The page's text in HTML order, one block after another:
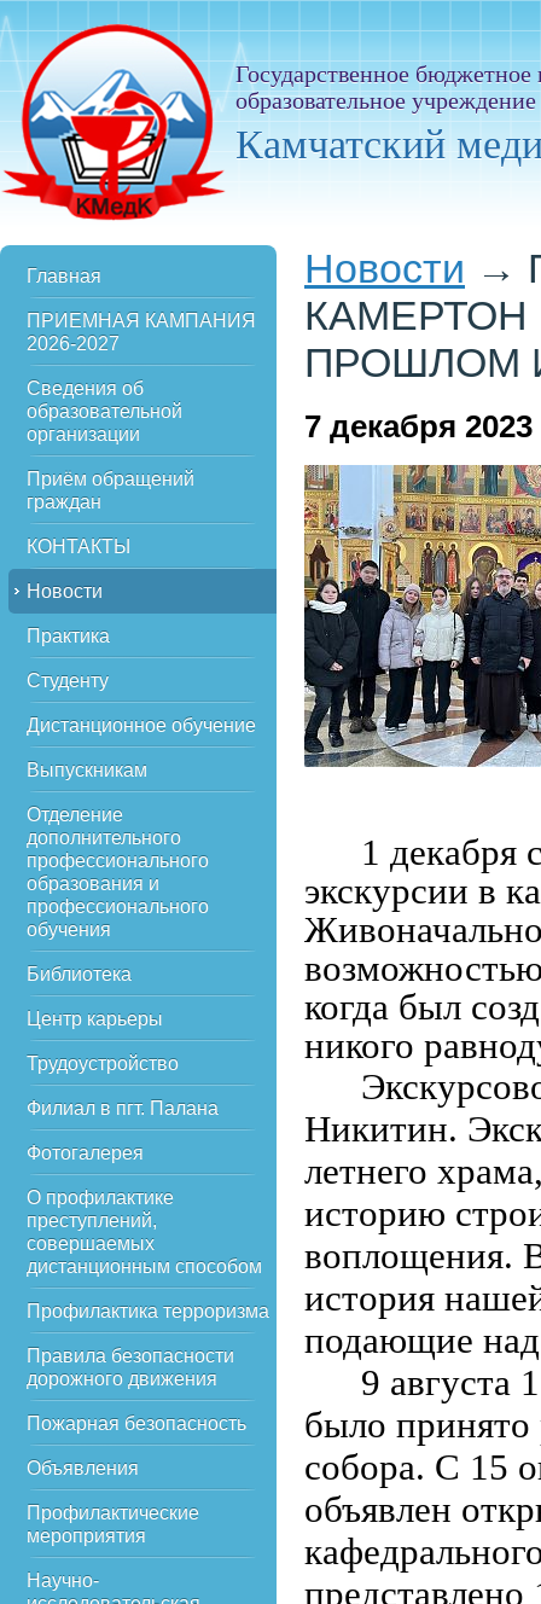
Государственное
образовательное
Камчатский
Главная
ПРИЕМНАЯ КАМПАНИЯ
2026-2027
Сведения об
образовательной
организации
Приём обращений
граждан
КОНТАКТЫ
Новости
Практика
Студенту
Дистанционное обучение
Выпускникам
Отделение
дополнительного
профессионального
образования и
профессионального
обучения
Библиотека
Центр карьеры
Трудоустройство
Филиал в пгт. Палана
Фотогалерея
О профилактике
преступлений,
совершаемых
дистанционным способом
Профилактика терроризма
Правила безопасности
дорожного движения
Пожарная безопасность
Объявления
Профилактические
мероприятия
Научно-
Новости →
КАМЕРТОН
ПРОШЛОМ
7 декабря 2023
1
экскурсии в
когда был
никого
Никитин.
летнего
историю
воплощения.
история
подающие
9 августа
было принято
собора. С 15
объявлен
представлено